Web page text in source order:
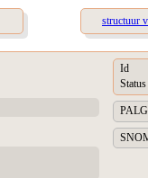
structuur
Id
Status